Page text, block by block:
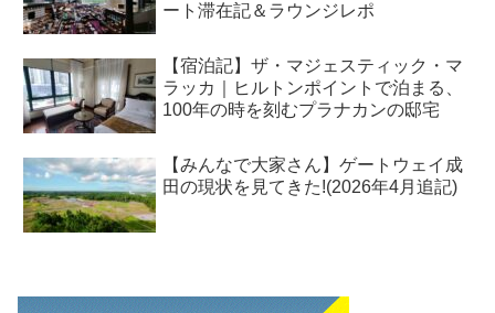
ート滞在記＆ラウンジレポ
【宿泊記】ザ・マジェスティック・マ
ラッカ｜ヒルトンポイントで泊まる、
100年の時を刻むプラナカンの邸宅
【みんなで大家さん】ゲートウェイ成
田の現状を見てきた!(2026年4月追記)